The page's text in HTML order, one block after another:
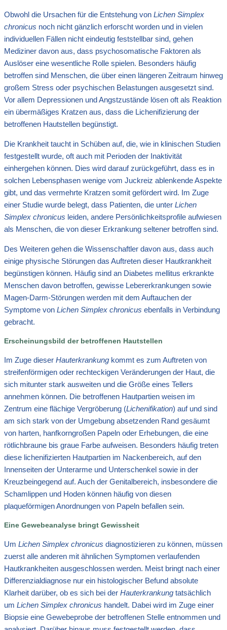
Obwohl die Ursachen für die Entstehung von Lichen Simplex
chronicus noch nicht gänzlich erforscht worden und in vielen
individuellen Fällen nicht eindeutig feststellbar sind, gehen
Mediziner davon aus, dass psychosomatische Faktoren als
Auslöser eine wesentliche Rolle spielen. Besonders häufig
betroffen sind Menschen, die über einen längeren Zeitraum hinweg
großem Stress oder psychischen Belastungen ausgesetzt sind.
Vor allem Depressionen und Angstzustände lösen oft als Reaktion
ein übermäßiges Kratzen aus, dass die Lichenifizierung der
betroffenen Hautstellen begünstigt.
Die Krankheit taucht in Schüben auf, die, wie in klinischen Studien
festgestellt wurde, oft auch mit Perioden der Inaktivität
einhergehen können. Dies wird darauf zurückgeführt, dass es in
solchen Lebensphasen wenige vom Juckreiz ablenkende Aspekte
gibt, und das vermehrte Kratzen somit gefördert wird. Im Zuge
einer Studie wurde belegt, dass Patienten, die unter Lichen
Simplex chronicus leiden, andere Persönlichkeitsprofile aufwiesen
als Menschen, die von dieser Erkrankung seltener betroffen sind.
Des Weiteren gehen die Wissenschaftler davon aus, dass auch
einige physische Störungen das Auftreten dieser Hautkrankheit
begünstigen können. Häufig sind an Diabetes mellitus erkrankte
Menschen davon betroffen, gewisse Lebererkrankungen sowie
Magen-Darm-Störungen werden mit dem Auftauchen der
Symptome von Lichen Simplex chronicus ebenfalls in Verbindung
gebracht.
Erscheinungsbild der betroffenen Hautstellen
Im Zuge dieser Hauterkrankung kommt es zum Auftreten von
streifenförmigen oder rechteckigen Veränderungen der Haut, die
sich mitunter stark ausweiten und die Größe eines Tellers
annehmen können. Die betroffenen Hautpartien weisen im
Zentrum eine flächige Vergröberung (Lichenifikation) auf und sind
am sich stark von der Umgebung absetzenden Rand gesäumt
von harten, hanfkorngroßen Papeln oder Erhebungen, die eine
rötlichbraune bis graue Farbe aufweisen. Besonders häufig treten
diese lichenifizierten Hautpartien im Nackenbereich, auf den
Innenseiten der Unterarme und Unterschenkel sowie in der
Kreuzbeingegend auf. Auch der Genitalbereich, insbesondere die
Schamlippen und Hoden können häufig von diesen
plaqueförmigen Anordnungen von Papeln befallen sein.
Eine Gewebeanalyse bringt Gewissheit
Um Lichen Simplex chronicus diagnostizieren zu können, müssen
zuerst alle anderen mit ähnlichen Symptomen verlaufenden
Hautkrankheiten ausgeschlossen werden. Meist bringt nach einer
Differenzialdiagnose nur ein histologischer Befund absolute
Klarheit darüber, ob es sich bei der Hauterkrankung tatsächlich
um Lichen Simplex chronicus handelt. Dabei wird im Zuge einer
Biopsie eine Gewebeprobe der betroffenen Stelle entnommen und